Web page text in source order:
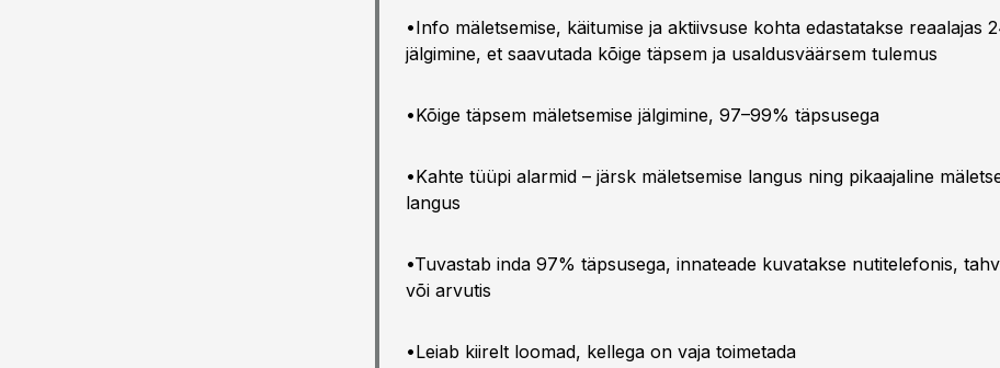
•Info mäletsemise, käitumise ja aktiivsuse kohta edastatakse reaalajas
jälgimine, et saavutada kõige täpsem ja usaldusväärsem tulemus
•Kõige täpsem mäletsemise jälgimine, 97–99% täpsusega
•Kahte tüüpi alarmid – järsk mäletsemise langus ning pikaajaline
langus
•Tuvastab inda 97% täpsusega, innateade kuvatakse nutitelefonis,
või arvutis
•Leiab kiirelt loomad, kellega on vaja toimetada